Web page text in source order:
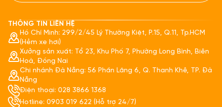
THÔNG TIN LIÊN HỆ
Hồ Chí Minh: 299/2/45 Lý Thường Kiệt, P.15, Q.11, Tp.HCM
(Hẻm xe hơi)
Xưởng sản xuất: Tổ 23, Khu Phố 7, Phường Long Bình, Biên
Hoà, Đồng Nai
Chi nhánh Đà Nẵng: 56 Phần Lăng 6, Q. Thanh Khê, TP. Đà
Nẵng
Điện thoại: 028 3866 1368
Hotline: 0903 019 622 (Hỗ trợ 24/7)